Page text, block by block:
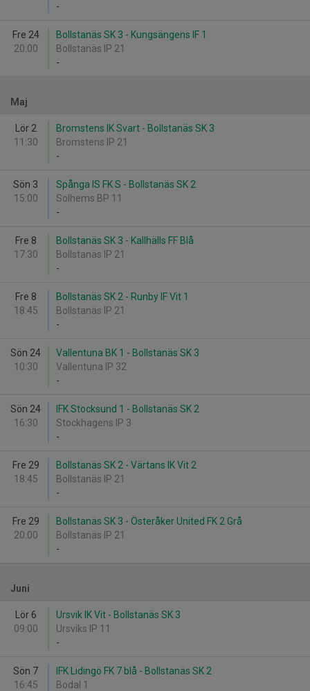
-
Fre 24
20:00
Bollstanäs SK 3 - Kungsängens IF 1
Bollstanäs IP 21
-
Maj
Lör 2
11:30
Bromstens IK Svart - Bollstanäs SK 3
Bromstens IP 21
-
Sön 3
15:00
Spånga IS FK S - Bollstanäs SK 2
Solhems BP 11
-
Fre 8
17:30
Bollstanäs SK 3 - Kallhälls FF Blå
Bollstanäs IP 21
-
Fre 8
18:45
Bollstanäs SK 2 - Runby IF Vit 1
Bollstanäs IP 21
-
Sön 24
10:30
Vallentuna BK 1 - Bollstanäs SK 3
Vallentuna IP 32
-
Sön 24
16:30
IFK Stocksund 1 - Bollstanäs SK 2
Stockhagens IP 3
-
Fre 29
18:45
Bollstanäs SK 2 - Värtans IK Vit 2
Bollstanäs IP 21
-
Fre 29
20:00
Bollstanäs SK 3 - Österåker United FK 2 Grå
Bollstanäs IP 21
-
Juni
Lör 6
09:00
Ursvik IK Vit - Bollstanäs SK 3
Ursviks IP 11
-
Sön 7
16:45
IFK Lidingö FK 7 blå - Bollstanäs SK 2
Bodal 1